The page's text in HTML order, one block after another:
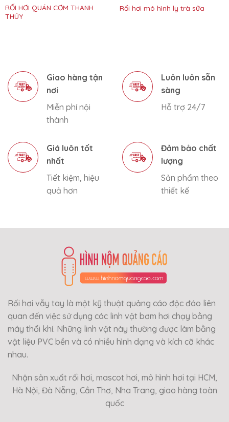
RỐI HƠI QUÁN CƠM THANH
THÚY
Rối hơi mô hình ly trà sữa
Giao hàng tận
nơi
Miễn phí nội
thành
Luôn luôn sẵn
sàng
Hỗ trợ 24/7
Giá luôn tốt
nhất
Tiết kiệm, hiệu
quả hơn
Đảm bảo chất
lượng
Sản phẩm theo
thiết kế
Rối hơi vẫy tay là một kỹ thuật quảng cáo độc đáo liên
quan đến việc sử dụng các linh vật bơm hơi chạy bằng
máy thổi khí. Những linh vật này thường được làm bằng
vật liệu PVC bền và có nhiều hình dạng và kích cỡ khác
nhau.
Nhận sản xuất rối hơi, mascot hơi, mô hình hơi tại HCM,
Hà Nội, Đà Nẵng, Cần Thơ, Nha Trang, giao hàng toàn
quốc